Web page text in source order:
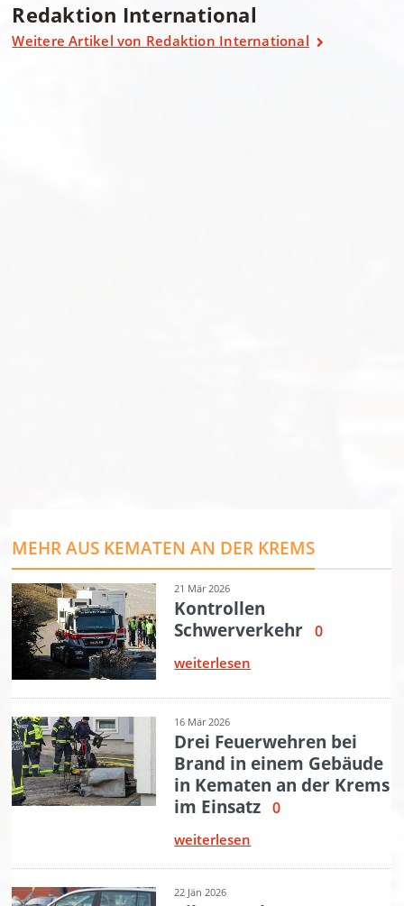
Redaktion International
Weitere Artikel von Redaktion International